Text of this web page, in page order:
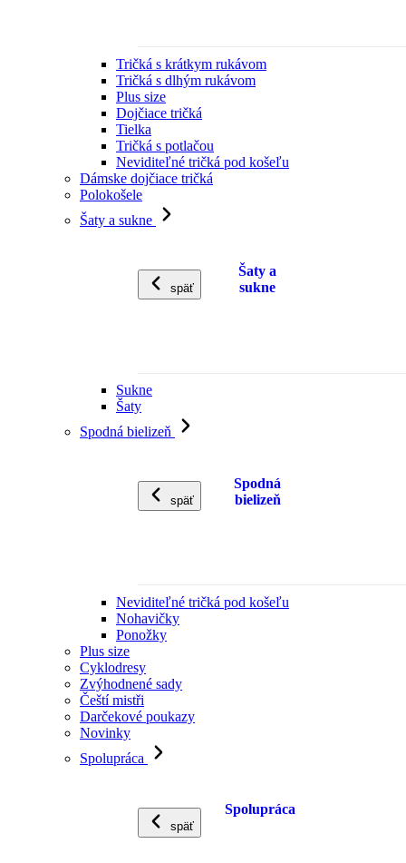
Tričká s krátkym rukávom
Tričká s dlhým rukávom
Plus size
Dojčiace tričká
Tielka
Tričká s potlačou
Neviditeľné tričká pod košeľu
Dámske dojčiace tričká
Polokošele
Šaty a sukne
späť
Šaty a
sukne
Sukne
Šaty
Spodná bielizeň
späť
Spodná
bielizeň
Neviditeľné tričká pod košeľu
Nohavičky
Ponožky
Plus size
Cyklodresy
Zvýhodnené sady
Čeští mistři
Darčekové poukazy
Novinky
Spolupráca
späť
Spolupráca